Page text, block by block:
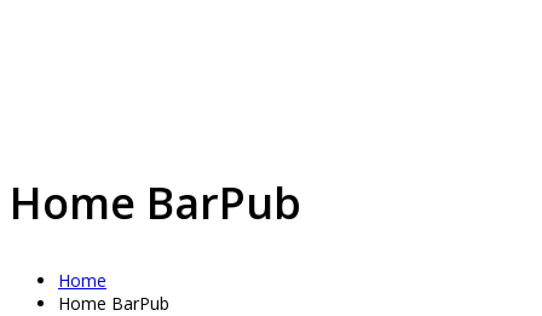
Home BarPub
Home
Home BarPub